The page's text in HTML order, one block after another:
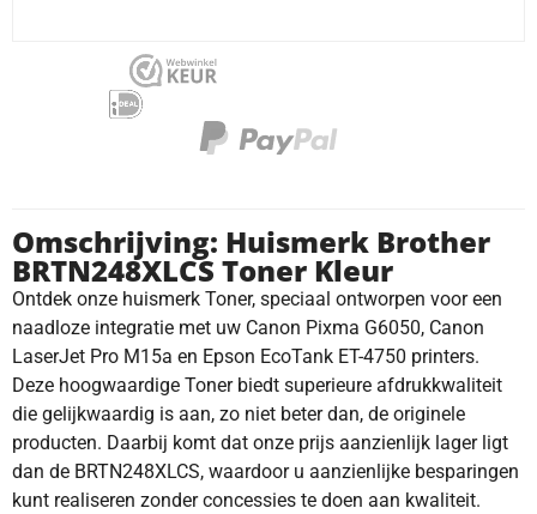
Omschrijving: Huismerk Brother
BRTN248XLCS Toner Kleur
Ontdek onze huismerk Toner, speciaal ontworpen voor een
naadloze integratie met uw Canon Pixma G6050, Canon
LaserJet Pro M15a en Epson EcoTank ET-4750 printers.
Deze hoogwaardige Toner biedt superieure afdrukkwaliteit
die gelijkwaardig is aan, zo niet beter dan, de originele
producten. Daarbij komt dat onze prijs aanzienlijk lager ligt
dan de BRTN248XLCS, waardoor u aanzienlijke besparingen
kunt realiseren zonder concessies te doen aan kwaliteit.